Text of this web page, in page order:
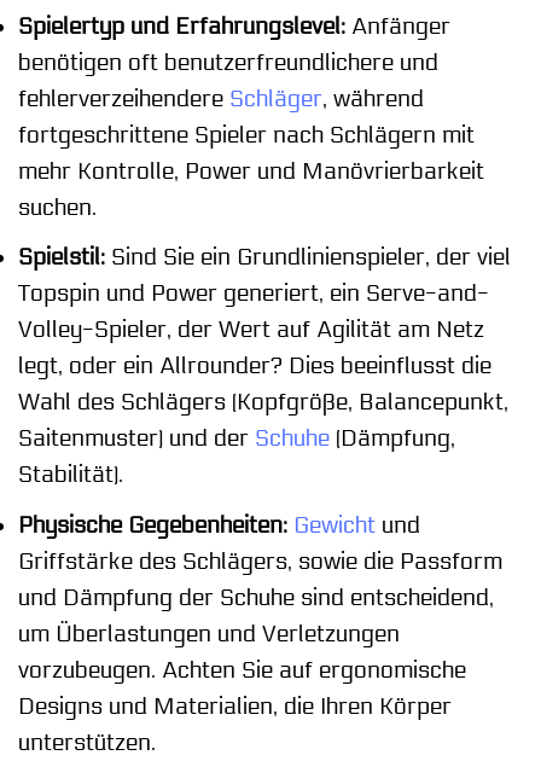
Spielertyp und Erfahrungslevel: Anfänger
benötigen oft benutzerfreundlichere und
fehlerverzeihendere Schläger, während
fortgeschrittene Spieler nach Schlägern mit
mehr Kontrolle, Power und Manövrierbarkeit
suchen.
Spielstil: Sind Sie ein Grundlinienspieler, der viel
Topspin und Power generiert, ein Serve-and-
Volley-Spieler, der Wert auf Agilität am Netz
legt, oder ein Allrounder? Dies beeinflusst die
Wahl des Schlägers (Kopfgröße, Balancepunkt,
Saitenmuster) und der Schuhe (Dämpfung,
Stabilität).
Physische Gegebenheiten: Gewicht und
Griffstärke des Schlägers, sowie die Passform
und Dämpfung der Schuhe sind entscheidend,
um Überlastungen und Verletzungen
vorzubeugen. Achten Sie auf ergonomische
Designs und Materialien, die Ihren Körper
unterstützen.